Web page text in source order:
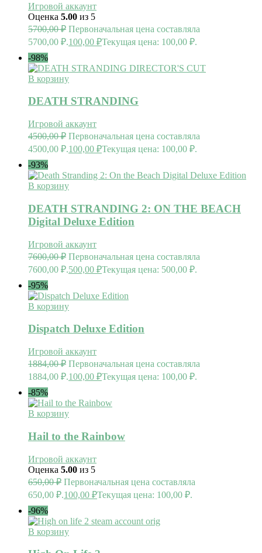
Игровой аккаунт
Оценка 5.00 из 5
5700,00₽ Первоначальная цена составляла
5700,00 ₽.100,00 ₽Текущая цена: 100,00 ₽.
-98%
В корзину
DEATH STRANDING
Игровой аккаунт
4500,00₽ Первоначальная цена составляла
4500,00 ₽.100,00 ₽Текущая цена: 100,00 ₽.
-93%
В корзину
DEATH STRANDING 2: ON THE BEACH
Digital Deluxe Edition
Игровой аккаунт
7600,00₽ Первоначальная цена составляла
7600,00 ₽.500,00 ₽Текущая цена: 500,00 ₽.
-95%
В корзину
Dispatch Deluxe Edition
Игровой аккаунт
1884,00₽ Первоначальная цена составляла
1884,00 ₽.100,00 ₽Текущая цена: 100,00 ₽.
-85%
В корзину
Hail to the Rainbow
Игровой аккаунт
Оценка 5.00 из 5
650,00₽ Первоначальная цена составляла
650,00 ₽.100,00 ₽Текущая цена: 100,00 ₽.
-96%
В корзину